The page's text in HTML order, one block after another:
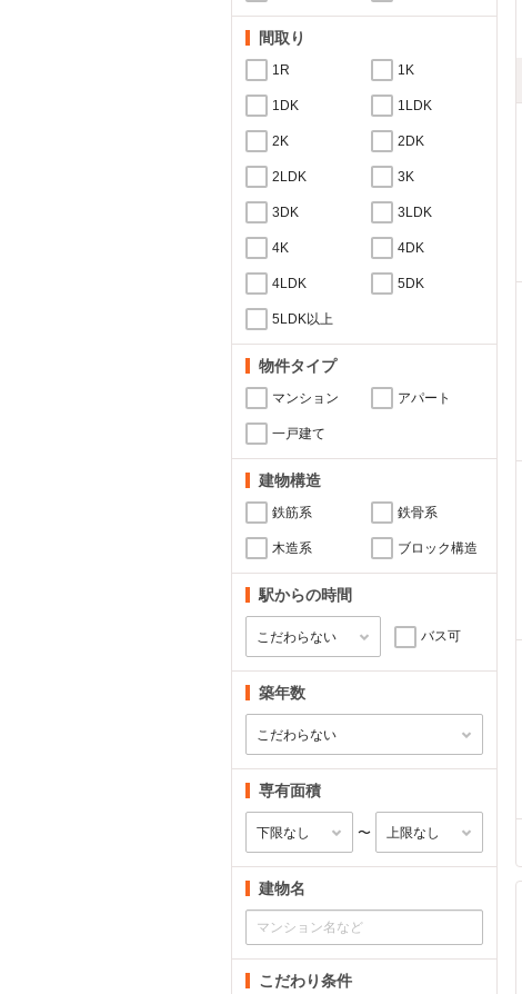
間取り
1R 1K
1DK 1LDK
2K 2DK
2LDK 3K
3DK 3LDK
4K 4DK
4LDK 5DK
5LDK以上
物件タイプ
マンション アパート
一戸建て
建物構造
鉄筋系 鉄骨系
木造系 ブロック構造
駅からの時間
バス可
築年数
専有面積
〜
建物名
こだわり条件